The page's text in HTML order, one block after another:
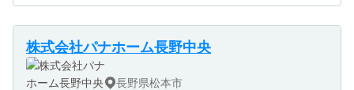
株式会社パナホーム長野中央
長野県松本市